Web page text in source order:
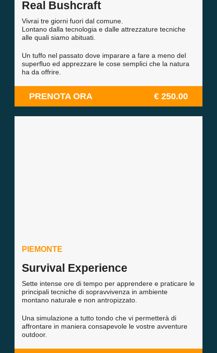
Real Bushcraft
Vivrai tre giorni fuori dal comune.
Lontano dalla tecnologia e dalle attrezzature tecniche
alle quali siamo abituati.
Un tuffo nel passato dove imparare a fare a meno del
superfluo ed apprezzare le cose semplici che la natura
ha da offrire.
PRENOTA ORA € 250.00
PIEMONTE
Survival Experience
Sette intense ore di tempo per apprendere e praticare le
principali tecniche di sopravvivenza in ambiente
montano naturale e non antropizzato.
Una simulazione a tutto tondo che vi permetterà di
affrontare in maniera consapevole le vostre avventure
outdoor.